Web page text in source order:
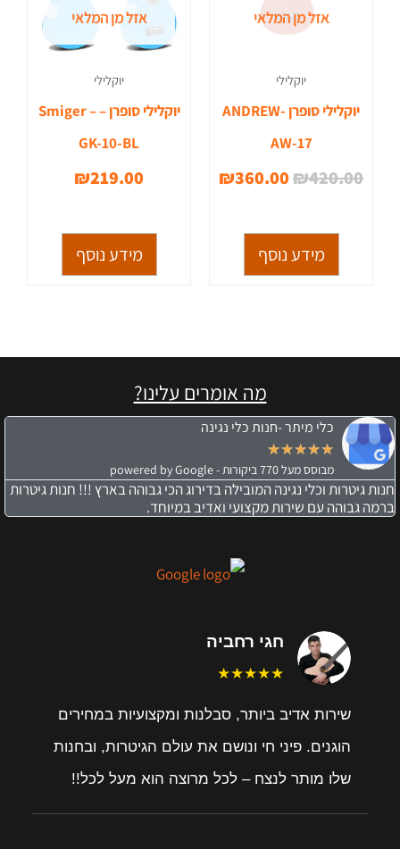
אזל מן המלאי
יוקלילי
יוקלילי סופרן -ANDREW
AW-17
₪420.00
₪360.00
מידע נוסף
אזל מן המלאי
יוקלילי
יוקלילי סופרן – Smiger –
GK-10-BL
₪219.00
מידע נוסף
מה אומרים עלינו?
כלי מיתר -חנות כלי נגינה
★
★
★
★
★
מבוסס מעל 770 ביקורות - powered by Google
חנות גיטרות וכלי נגינה המובילה בדירוג הכי גבוהה בארץ !!! חנות גיטרות
ברמה גבוהה עם שירות מקצועי ואדיב במיוחד.
חגי רחביה
★★★★★
שירות אדיב ביותר, סבלנות ומקצועיות במחירים
הוגנים. פיני חי ונושם את עולם הגיטרות, ובחנות
שלו מותר לנצח – לכל מרוצה הוא מעל לכל!!